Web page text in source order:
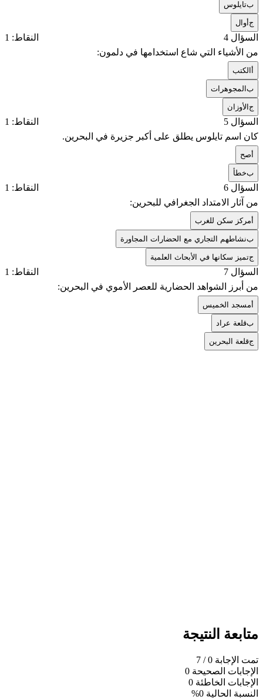
بتايلوس
جأوال
السؤال 4
النقاط: 1
من الأشياء التي شاع استخدامها في دلمون:
الكتب
بالمجوهرات
جالأوزان
السؤال 5
النقاط: 1
كان اسم تايلوس يطلق على أكبر جزيرة في البحرين.
صح
بخطأ
السؤال 6
النقاط: 1
من آثار الامتداد الجغرافي للبحرين:
مركز سكن للغرب
بنشاطهم التجاري مع الحضارات المجاورة
جتميز سكانها في الأبحاث العلمية
السؤال 7
النقاط: 1
من أبرز الشواهد الحضارية للعصر الأموي في البحرين:
مسجد الخميس
بقلعة عراد
جقلعة البحرين
متابعة النتيجة
تمت الإجابة 0
/ 7
الإجابات الصحيحة 0
الإجابات الخاطئة 0
النسبة الحالية 0%